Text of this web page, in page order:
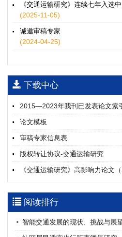
童亮, 袁裕鹏, 袁成清, 唐道贵, 钟晓
2026, 12(3): 125-136.
9931.2026.03.010
摘要 (28 ) HTML
师瑞峰, 程龙飞, 张凌志, 王亚彬, 刘
2026, 12(3): 137-150.https://
9931.2026.03.011
摘要 (12) HTML(11)
基于TimeXer模型的高速公路服务
孙偲赫, 宋国华, 朱子俊, 范鹏飞, 石莹
2026, 12(3): 151-162.
9931.2026.03.012
摘要 (16) HTML(16)
多层能源供给网络下高速公路系统
郝泉霖, 兰富安, 赖波, 陈立栋, 宋志
2026, 12(3): 163-175.https://
9931.2026.03.013
摘要 (13) HTML(11)
道路建养运通用碳核算方法及应用
《交通运输研究》连续七年入选
(2025-11-05)
诚邀审稿专家
(2024-04-25)
下载中心
2015—2023年我刊已发表论文索引
论文模板
审稿专家信息表
版权转让协议-交通运输研究
《交通运输研究》高影响力论文
中英文摘要撰写规范及样例
阅读排行
智能交通发展的现状、挑战与展